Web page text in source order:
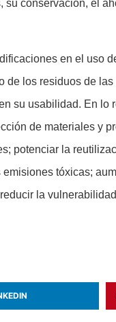
conservación, el
en el uso
los residuos de
su usabilidad. En lo
de materiales y
potenciar la
tóxicas;
la